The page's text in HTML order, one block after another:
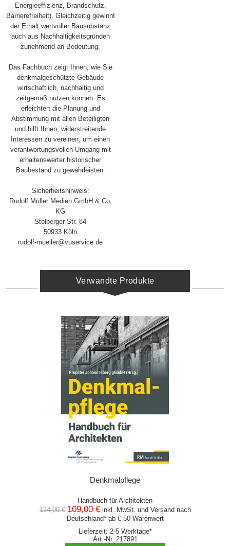
Energieeffizienz, Brandschutz,
Barrierefreiheit). Gleichzeitig gewinnt
der Erhalt wertvoller Bausubstanz
auch aus Nachhaltigkeitsgründen
zunehmend an Bedeutung.
Das Fachbuch zeigt Ihnen, wie Sie
denkmalgeschützte Gebäude
wirtschaftlich, nachhaltig und
zeitgemäß nutzen können. Es
erleichtert die Planung und
Abstimmung mit allen Beteiligten
und hilft Ihnen, widerstreitende
Interessen zu vereinen, um einen
verantwortungsvollen Umgang mit
erhaltenswerter historischer
Baubestand zu gewährleisten.
Sicherheitshinweis:
Rudolf Müller Medien GmbH & Co.
KG
Stolberger Str. 84
50933 Köln
rudolf-mueller@vuservice.de
Verwandte Produkte
Denkmalpflege
Handbuch für Architekten
124,00 € 109,00 € inkl. MwSt. und Versand nach
Deutschland* ab € 50 Warenwert
Lieferzeit: 2-5 Werktage*
Art.-Nr. 217891